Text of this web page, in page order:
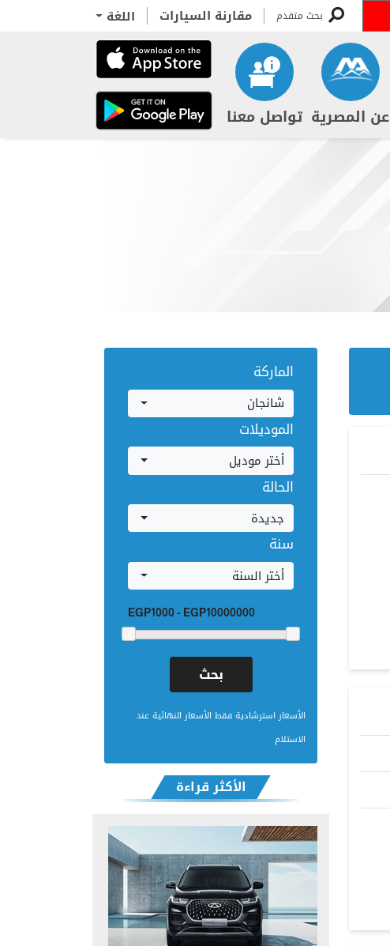
بحث متقدم مقارنة السيارات اللغة
عن المصرية تواصل معنا
الماركة
شانجان
الموديلات
أختر موديل
الحالة
جديدة
سنة
أختر السنة
EGP1000- EGP10000000
الأسعار استرشادية فقط الأسعار النهائية عند
الاستلام
الأكثر قراءة